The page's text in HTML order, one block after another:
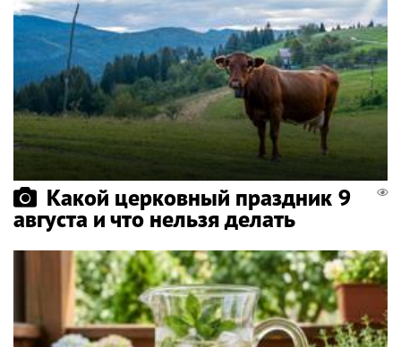
Какой церковный праздник 9
августа и что нельзя делать